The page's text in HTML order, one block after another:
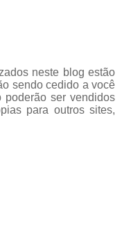
neste blog estão
sendo cedido a você
poderão ser vendidos
para outros sites,